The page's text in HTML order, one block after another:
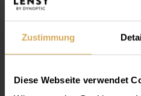
Zustimmung
Diese Webseite verwendet